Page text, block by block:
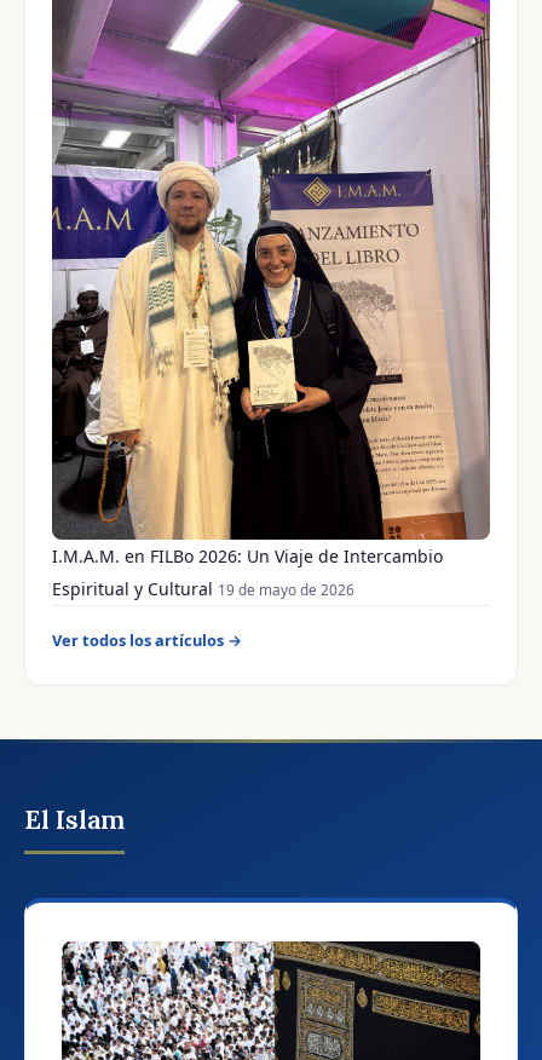
I.M.A.M. en FILBo 2026: Un Viaje de Intercambio
Espiritual y Cultural 19 de mayo de 2026
Ver todos los artículos →
El Islam